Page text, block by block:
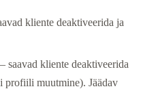
kliente deaktiveerida ja
saavad kliente deaktiveerida
profiili muutmine). Jäädav